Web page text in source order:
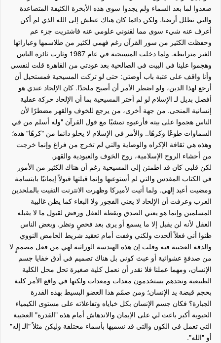
صعدوا لما بعد السماء ولم يجدوا سوى هذه الأبخرة الكثيفة المتصاعدة
والتي تظلل أرضنا. ولكن دائما كان هناك عطش إلى الله الذي لم أكن
أعرف عنه شيء سوى مما لقنوني علومي عنه فاشتريت جزء عم
وحفظت الكثير من سور القرآن رغم فهمي لكثير من طلاسمها وعباراتها
الغير مترابطة. ولما دخلت المسيحية في عام 1987 وثارت ثائرة الناس
وهجموا علينا في البيت في الصالحية بعد عودتي من القاهرة قلت لنفسي
وأنا واقف على عتبة باب أوضتي: حتى لو تركت المسيحية فمستحيل أن
أرجع لهذا الدين، ولو اضطر الأمر أن أصبح ملحدًا. كان الإلحاد عندي هو
أفضل بديل لـ الإسلام لو لم أختر المسيحية بما أن الإلحاد حركة عقلية
إنسانية المنحى. من جهة أخرى، من يرجع للخوف والقهر مضطرًا لأن
الناس هجموا على بيته فأرعبوه تمشيًا مع قول القرآن "وله أسلم من في
السماوات طوعًا وكرهًا.. والأمر في الإسلام لا يخلو دائما من "كرهًا" هذه؛
وهذه هي ثقافة الإكراه والوصاية والتي لم تخرج من فراغ وإنما خرجت
من أحشاء الروح الإسلامية، روح الخوف والعبودية والقهر.
لكن قلبي كان قد اطمئن إلى المسيحية رغم أن هناك الكثير من الأمور
في الكتاب المقدس والتي لم أستوعبها وإنما قبلتها قبولاً إيمانيًا بابتسامة
ومضيت أعبد إلهي. ولما أتيت لأميركا وظهرت الانترنت التقيت بالملحدين
العرب وعرفت أن الإلحاد لا يعني الفجور ولا البغاء كما يظن غالبية
المسلمين وإنما هو يعني الصدق ويقظة العقل ورفض لقبول ما لا يقبله
العقل لأنه لن يقبل إلا ما يسمع أو يرى بعد فحصٍ ونظر. وبعض الناس
ظنوا أني فعلاً ألحدت ولكني وقفت أمام تعقيد شريط الحامض النووي
والدقة العجيبة فيه وقلت إن هذه الهندسة الوراثية لهي من فعل مصممٍ لا
من صدفةٍ عشوائية أو عبث كوني بل هناك تصميم في أدق خفايا جسم
الإنسان، ومهما عملنا فلا نقدر أن نعمل كلية صغيرة تحل محل الكلية
الطبيعية ونجدهم يستخدمون معدات ومعدات ولكنها في واقع الأمر كلية
بحجم قبضة يد الإنسان؛ ومن صمّم هذا العضو البسيط بهذه القدرة
الجبارة؟ فكان جسم الإنسان بكل خباياه وتفاعلاته على مستوى الكيمياء
الحيوية أكبر باعث لي على الإيمان والاندهاش أمام هذه "القدرة" العجيبة
التي تعمل في الكون والتي قد نسميها بأسماء مختلفة وليكن مثلاً "الـ إله"
أو "الله".